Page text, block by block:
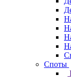
Споты